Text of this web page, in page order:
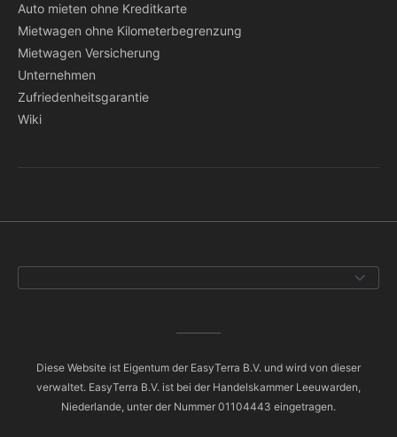
Auto mieten ohne Kreditkarte
Mietwagen ohne Kilometerbegrenzung
Mietwagen Versicherung
Unternehmen
Zufriedenheitsgarantie
Wiki
Diese Website ist Eigentum der EasyTerra B.V. und wird von dieser
verwaltet. EasyTerra B.V. ist bei der Handelskammer Leeuwarden,
Niederlande, unter der Nummer 01104443 eingetragen.